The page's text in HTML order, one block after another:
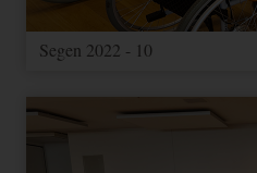
Segen 2022 - 10
FUNKTIONAL
Name Zweck